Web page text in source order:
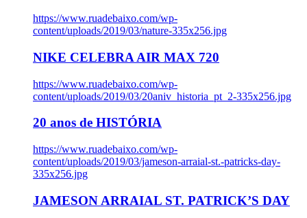
https://www.ruadebaixo.com/wp-
content/uploads/2019/03/nature-335x256.jpg
NIKE CELEBRA AIR MAX 720
https://www.ruadebaixo.com/wp-
content/uploads/2019/03/20aniv_historia_pt_2-335x256.jpg
20 anos de HISTÓRIA
https://www.ruadebaixo.com/wp-
content/uploads/2019/03/jameson-arraial-st.-patricks-day-
335x256.jpg
JAMESON ARRAIAL ST. PATRICK’S DAY